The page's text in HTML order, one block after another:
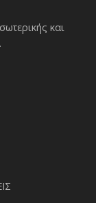
και